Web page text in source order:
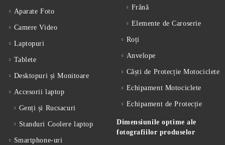
Aparate Foto
Camere Video
Laptopuri
Tablete
Desktopuri și Monitoare
Accesorii laptop
Genți și Rucsacuri
Standuri Coolere laptop
Smartphone-uri
Frână
Elemente de Caroserie
Roți
Anvelope
Căști de Protecție Motociclete
Echipament Motociclete
Echipament de Protecție
Dimensiunile optime ale
fotografiilor produselor